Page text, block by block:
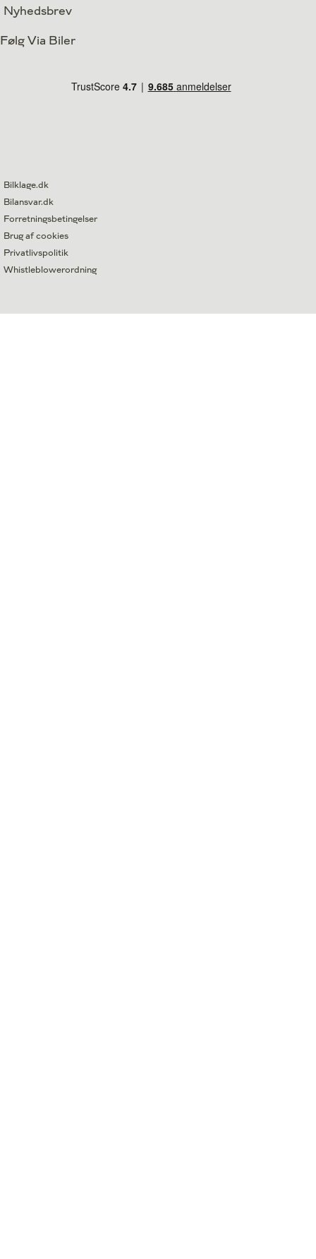
Nyhedsbrev
Følg Via Biler
Bilklage.dk
Bilansvar.dk
Forretningsbetingelser
Brug af cookies
Privatlivspolitik
Whistleblowerordning